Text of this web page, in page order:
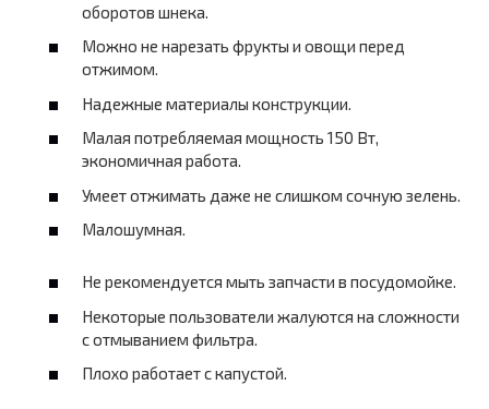
оборотов шнека.
Можно не нарезать фрукты и овощи перед
отжимом.
Надежные материалы конструкции.
Малая потребляемая мощность 150 Вт,
экономичная работа.
Умеет отжимать даже не слишком сочную зелень.
Малошумная.
Не рекомендуется мыть запчасти в посудомойке.
Некоторые пользователи жалуются на сложности
с отмыванием фильтра.
Плохо работает с капустой.